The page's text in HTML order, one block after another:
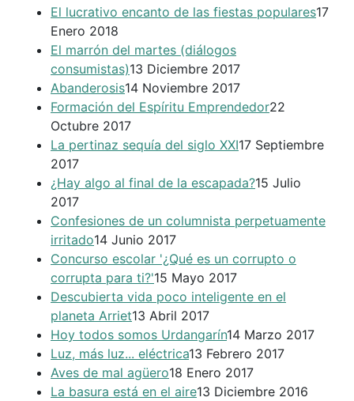
El lucrativo encanto de las fiestas populares17
Enero 2018
El marrón del martes (diálogos
consumistas)13 Diciembre 2017
Abanderosis14 Noviembre 2017
Formación del Espíritu Emprendedor22
Octubre 2017
La pertinaz sequía del siglo XXI17 Septiembre
2017
¿Hay algo al final de la escapada?15 Julio
2017
Confesiones de un columnista perpetuamente
irritado14 Junio 2017
Concurso escolar '¿Qué es un corrupto o
corrupta para ti?'15 Mayo 2017
Descubierta vida poco inteligente en el
planeta Arriet13 Abril 2017
Hoy todos somos Urdangarín14 Marzo 2017
Luz, más luz... eléctrica13 Febrero 2017
Aves de mal agüero18 Enero 2017
La basura está en el aire13 Diciembre 2016